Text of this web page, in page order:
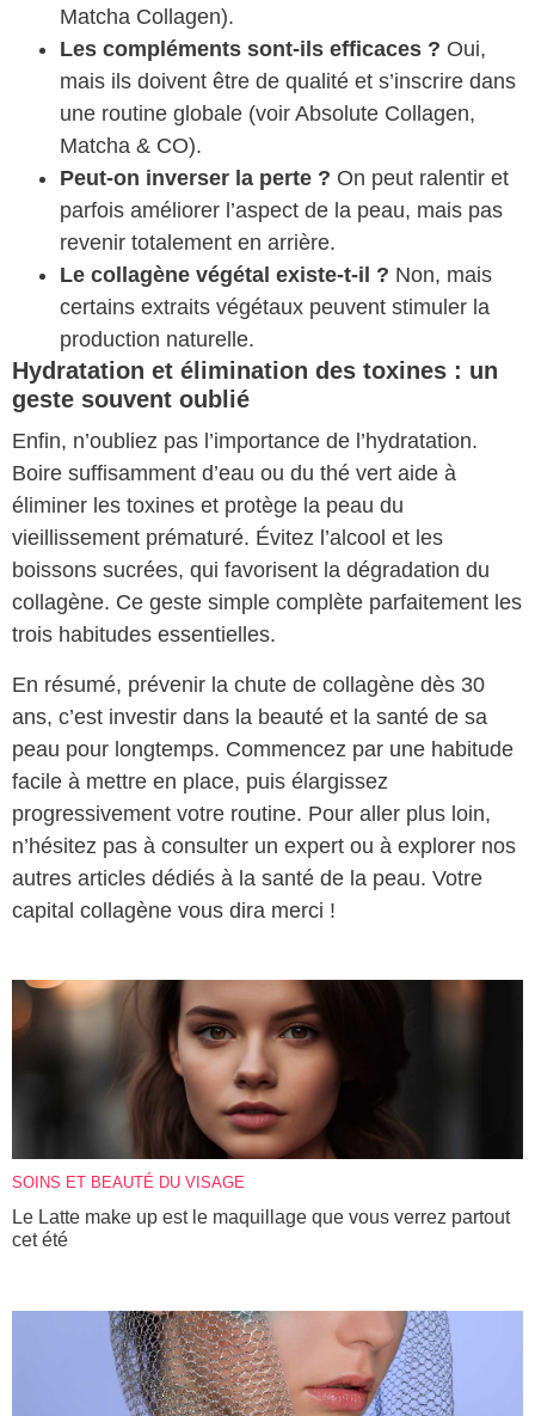
Matcha Collagen).
Les compléments sont-ils efficaces ? Oui,
mais ils doivent être de qualité et s’inscrire dans
une routine globale (voir Absolute Collagen,
Matcha & CO).
Peut-on inverser la perte ? On peut ralentir et
parfois améliorer l’aspect de la peau, mais pas
revenir totalement en arrière.
Le collagène végétal existe-t-il ? Non, mais
certains extraits végétaux peuvent stimuler la
production naturelle.
Hydratation et élimination des toxines : un
geste souvent oublié
Enfin, n’oubliez pas l’importance de l’hydratation.
Boire suffisamment d’eau ou du thé vert aide à
éliminer les toxines et protège la peau du
vieillissement prématuré. Évitez l’alcool et les
boissons sucrées, qui favorisent la dégradation du
collagène. Ce geste simple complète parfaitement les
trois habitudes essentielles.
En résumé, prévenir la chute de collagène dès 30
ans, c’est investir dans la beauté et la santé de sa
peau pour longtemps. Commencez par une habitude
facile à mettre en place, puis élargissez
progressivement votre routine. Pour aller plus loin,
n’hésitez pas à consulter un expert ou à explorer nos
autres articles dédiés à la santé de la peau. Votre
capital collagène vous dira merci !
SOINS ET BEAUTÉ DU VISAGE
Le Latte make up est le maquillage que vous verrez partout
cet été